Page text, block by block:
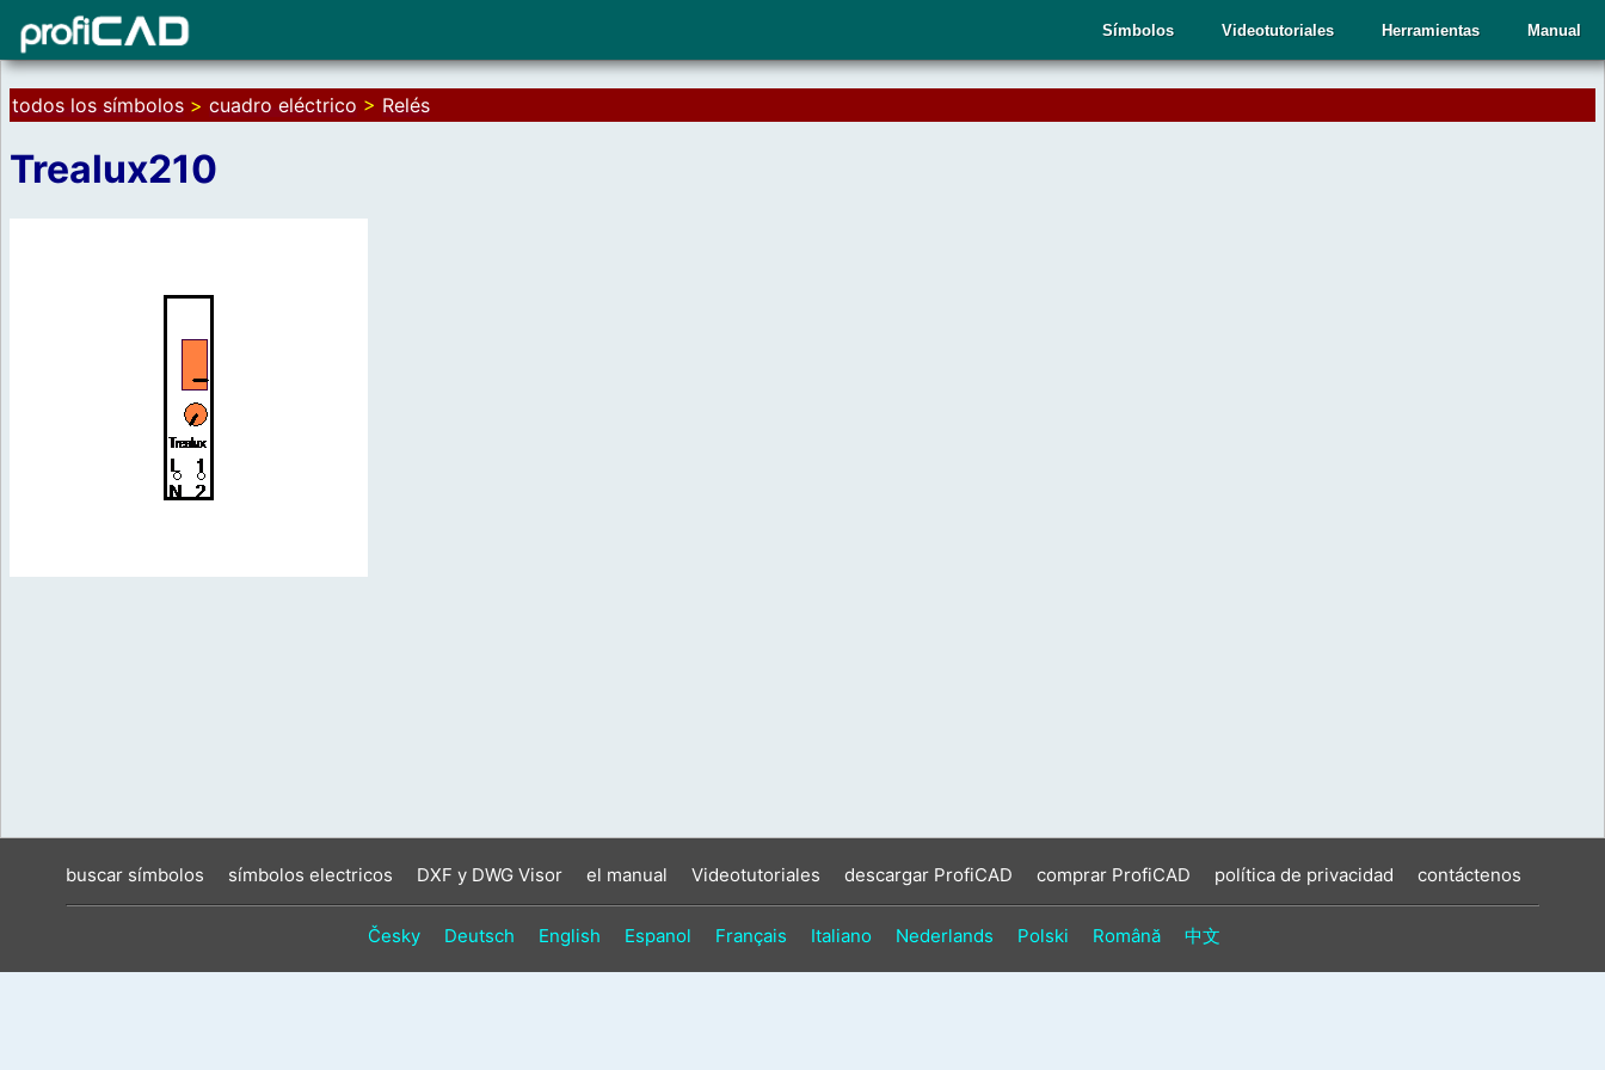
Manual
Herramientas
Videotutoriales
Símbolos
todos los símbolos > cuadro eléctrico > Relés
Trealux210
buscar símbolos símbolos electricos DXF y DWG Visor el manual Videotutoriales descargar ProfiCAD comprar ProfiCAD política de privacidad contáctenos
Česky Deutsch English Espanol Français Italiano Nederlands Polski Română 中文